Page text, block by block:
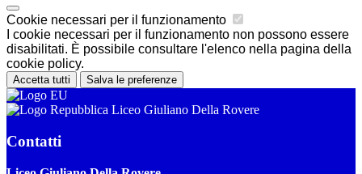
Cookie necessari per il funzionamento
I cookie necessari per il funzionamento non possono essere
disabilitati. È possibile consultare l'elenco nella pagina della
cookie policy.
Accetta tutti Salva le preferenze
Liceo Giuliano Della Rovere
Contatti